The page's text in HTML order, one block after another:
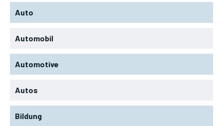
Auto
Automobil
Automotive
Autos
Bildung